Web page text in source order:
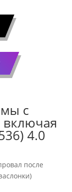
с
включая
4.0
после